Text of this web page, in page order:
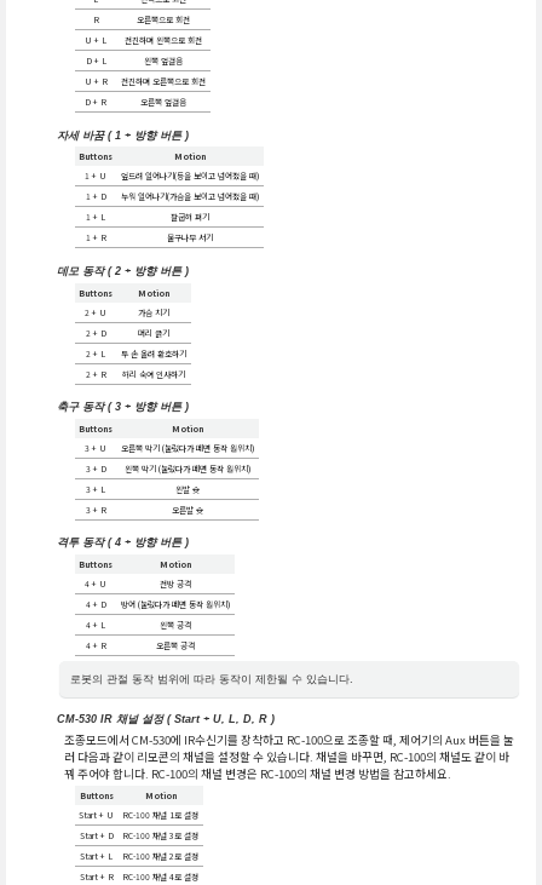
R
오른쪽으로 회전
U + L
전진하며 왼쪽으로 회전
D + L
왼쪽 옆걸음
U + R
전진하며 오른쪽으로 회전
D + R
오른쪽 옆걸음
자세 바꿈 ( 1 + 방향 버튼 )
Buttons
Motion
1 + U
엎드려 일어나기(등을 보이고 넘어졌을 때)
1 + D
누워 일어나기(가슴을 보이고 넘어졌을 때)
1 + L
팔굽혀 펴기
1 + R
물구나무 서기
데모 동작 ( 2 + 방향 버튼 )
Buttons
Motion
2 + U
가슴 치기
2 + D
머리 긁기
2 + L
두 손 올려 환호하기
2 + R
허리 숙여 인사하기
축구 동작 ( 3 + 방향 버튼 )
Buttons
Motion
3 + U
오른쪽 막기 (눌렀다가 떼면 동작 원위치)
3 + D
왼쪽 막기 (눌렀다가 떼면 동작 원위치)
3 + L
왼발 슛
3 + R
오른발 슛
격투 동작 ( 4 + 방향 버튼 )
Buttons
Motion
4 + U
전방 공격
4 + D
방어 (눌렀다가 떼면 동작 원위치)
4 + L
왼쪽 공격
4 + R
오른쪽 공격
로봇의 관절 동작 범위에 따라 동작이 제한될 수 있습니다.
CM-530 IR 채널 설정 ( Start + U, L, D, R )
조종모드에서 CM-530에 IR수신기를 장착하고 RC-100으로 조종할 때, 제어기의 Aux 버튼을 눌
러 다음과 같이 리모콘의 채널을 설정할 수 있습니다. 채널을 바꾸면, RC-100의 채널도 같이 바
꿔 주어야 합니다. RC-100의 채널 변경은 RC-100의 채널 변경 방법을 참고하세요.
Buttons
Motion
Start + U
RC-100 채널 1로 설정
Start + D
RC-100 채널 3로 설정
Start + L
RC-100 채널 2로 설정
Start + R
RC-100 채널 4로 설정